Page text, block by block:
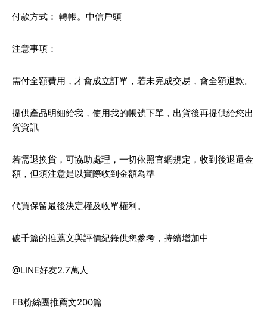
付款方式： 轉帳。中信戶頭
注意事項：
需付全額費用，才會成立訂單，若未完成交易，會全額退款。
提供產品明細給我，使用我的帳號下單，出貨後再提供給您出
貨資訊
若需退換貨，可協助處理，一切依照官網規定，收到後退還金
額，但須注意是以實際收到金額為準
代買保留最後決定權及收單權利。
破千篇的推薦文與評價紀錄供您參考，持續增加中
@LINE好友2.7萬人
FB粉絲團推薦文200篇